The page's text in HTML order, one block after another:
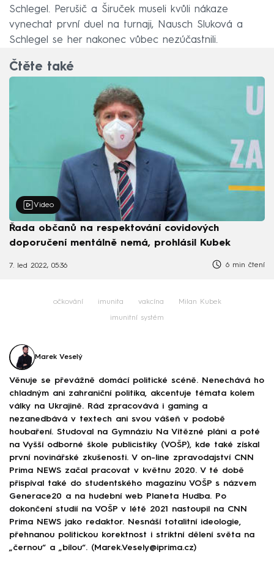
Schlegel. Perušič a Širuček museli kvůli nákaze
vynechat první duel na turnaji, Nausch Sluková a
Schlegel se her nakonec vůbec nezúčastnili.
Čtěte také
Video
Řada občanů na respektování covidových
doporučení mentálně nemá, prohlásil Kubek
7. led 2022, 05:36 6 min čtení
očkování imunita vakcína Milan Kubek
imunitní systém
Marek Veselý
Věnuje se převážně domácí politické scéně. Nenechává ho
chladným ani zahraniční politika, akcentuje témata kolem
války na Ukrajině. Rád zpracovává i gaming a
nezanedbává v textech ani svou vášeň v podobě
houbaření. Studoval na Gymnáziu Na Vítězné pláni a poté
na Vyšší odborné škole publicistiky (VOŠP), kde také získal
první novinářské zkušenosti. V on-line zpravodajství CNN
Prima NEWS začal pracovat v květnu 2020. V té době
přispíval také do studentského magazínu VOŠP s názvem
Generace20 a na hudební web Planeta Hudba. Po
dokončení studií na VOŠP v létě 2021 nastoupil na CNN
Prima NEWS jako redaktor. Nesnáší totalitní ideologie,
přehnanou politickou korektnost i striktní dělení světa na
„černou“ a „bílou“. (Marek.Vesely@iprima.cz)